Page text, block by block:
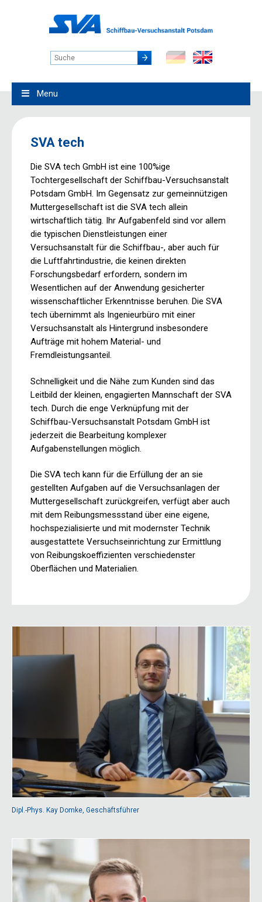
Menu
SVA tech
Die SVA tech GmbH ist eine 100%ige
Tochtergesellschaft der Schiffbau-Versuchsanstalt
Potsdam GmbH. Im Gegensatz zur gemeinnützigen
Muttergesellschaft ist die SVA tech allein
wirtschaftlich tätig. Ihr Aufgabenfeld sind vor allem
die typischen Dienstleistungen einer
Versuchsanstalt für die Schiffbau-, aber auch für
die Luftfahrtindustrie, die keinen direkten
Forschungsbedarf erfordern, sondern im
Wesentlichen auf der Anwendung gesicherter
wissenschaftlicher Erkenntnisse beruhen. Die SVA
tech übernimmt als Ingenieurbüro mit einer
Versuchsanstalt als Hintergrund insbesondere
Aufträge mit hohem Material- und
Fremdleistungsanteil.
Schnelligkeit und die Nähe zum Kunden sind das
Leitbild der kleinen, engagierten Mannschaft der SVA
tech. Durch die enge Verknüpfung mit der
Schiffbau-Versuchsanstalt Potsdam GmbH ist
jederzeit die Bearbeitung komplexer
Aufgabenstellungen möglich.
Die SVA tech kann für die Erfüllung der an sie
gestellten Aufgaben auf die Versuchsanlagen der
Muttergesellschaft zurückgreifen, verfügt aber auch
mit dem Reibungsmessstand über eine eigene,
hochspezialisierte und mit modernster Technik
ausgestattete Versuchseinrichtung zur Ermittlung
von Reibungskoeffizienten verschiedenster
Oberflächen und Materialien.
Dipl.-Phys. Kay Domke, Geschäftsführer